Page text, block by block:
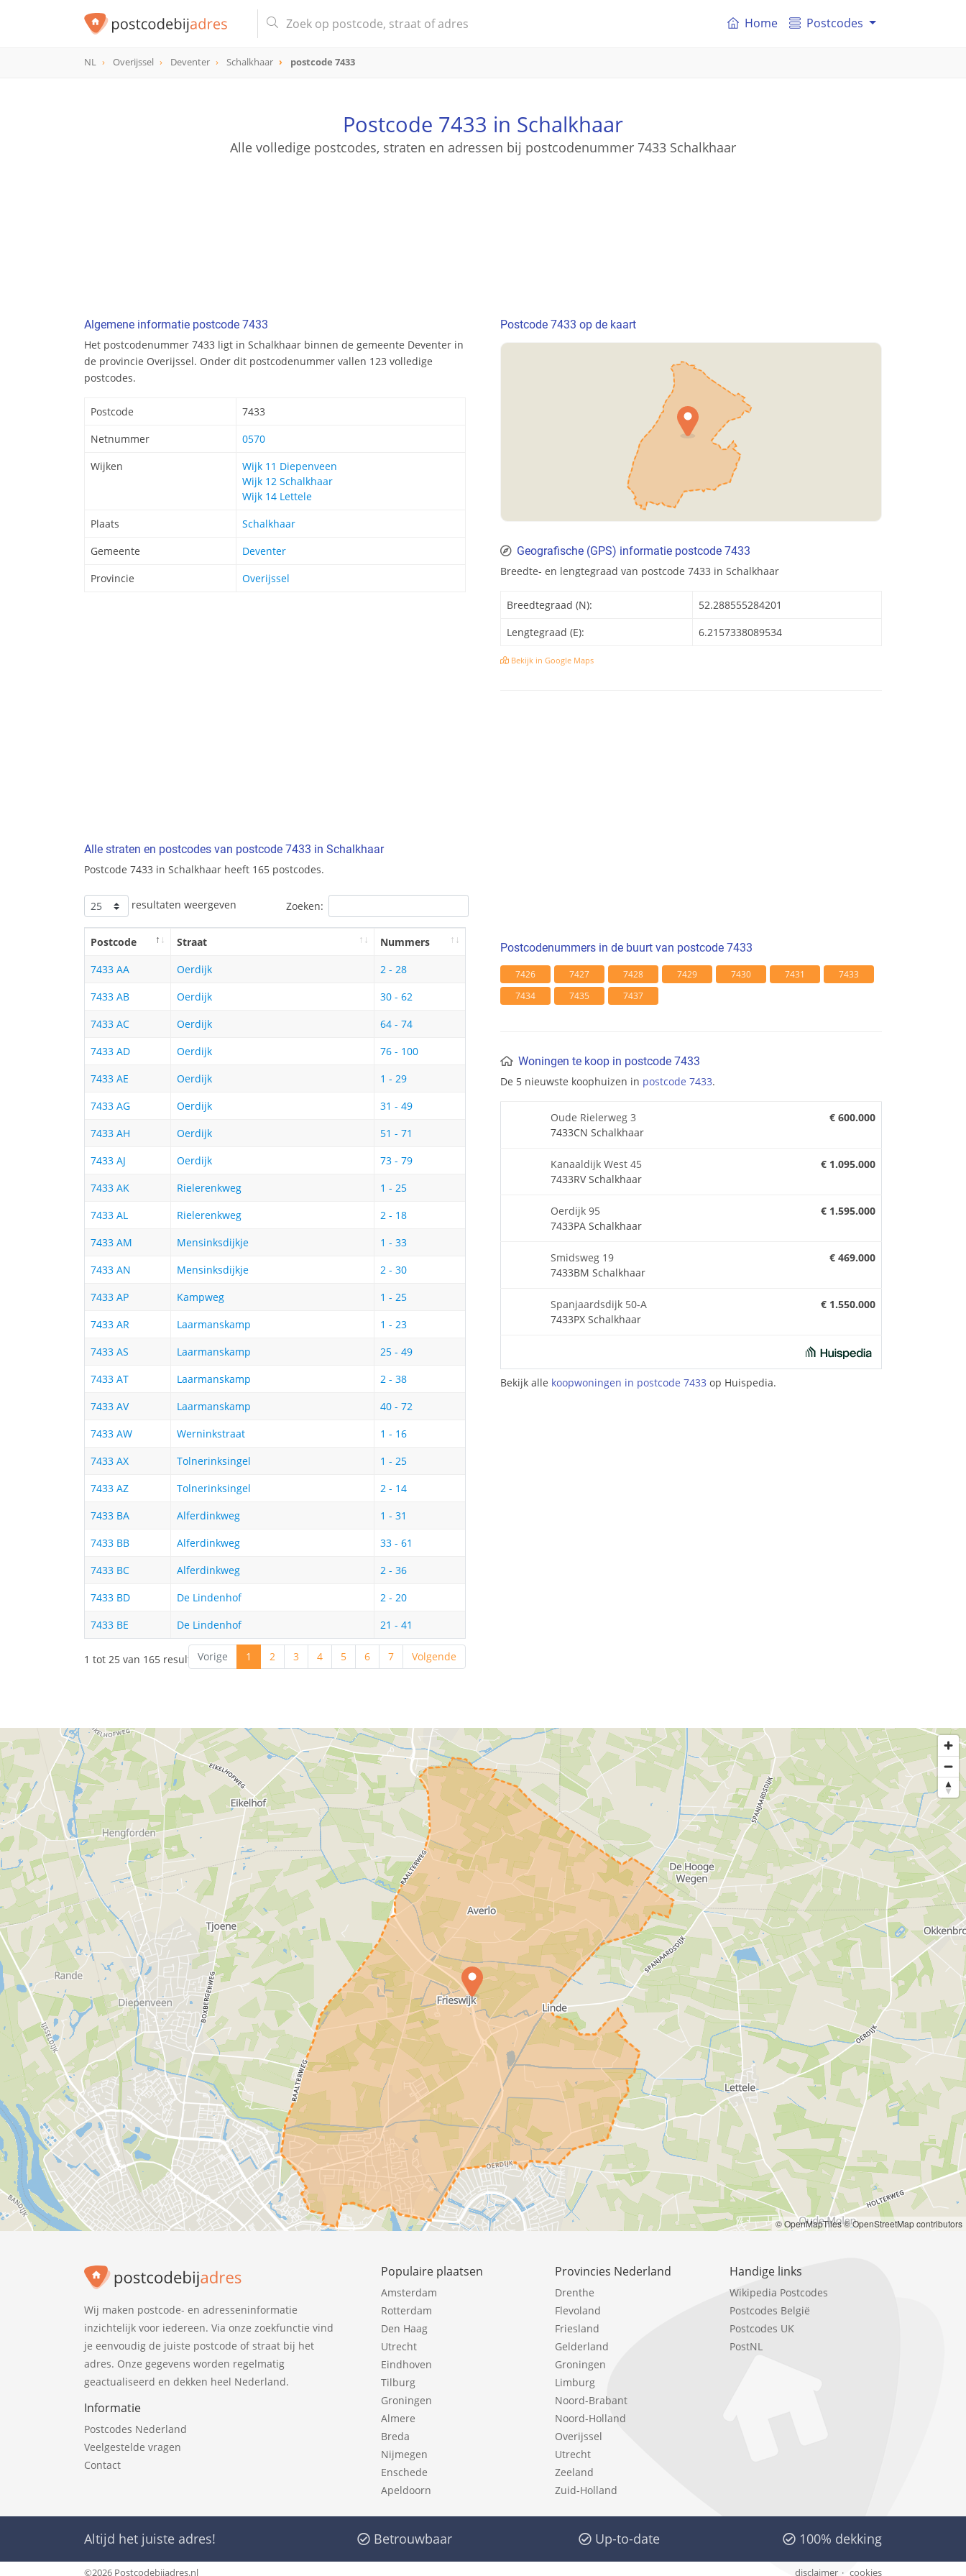
postcode
Home Postcodes
NL Overijssel Deventer Schalkhaar postcode 7433
Postcode 7433 in Schalkhaar
Alle volledige postcodes, straten en adressen bij postcodenummer 7433 Schalkhaar
Algemene informatie postcode 7433
Het postcodenummer 7433 ligt in Schalkhaar binnen de gemeente Deventer in
de provincie Overijssel. Onder dit postcodenummer vallen 123 volledige
postcodes.
Postcode
7433
Netnummer
0570
Wijken
Wijk 11 Diepenveen
Wijk 12 Schalkhaar
Wijk 14 Lettele
Plaats
Schalkhaar
Gemeente
Deventer
Provincie
Overijssel
Alle straten en postcodes van postcode 7433 in Schalkhaar
Postcode 7433 in Schalkhaar heeft 165 postcodes.
resultaten weergeven Zoeken:
Postcode Straat
Nummers
7433 AA
Oerdijk
2 - 28
7433 AB
Oerdijk
30 - 62
7433 AC
Oerdijk
64 - 74
7433 AD
Oerdijk
76 - 100
7433 AE
Oerdijk
1 - 29
7433 AG
Oerdijk
31 - 49
7433 AH
Oerdijk
51 - 71
7433 AJ
Oerdijk
73 - 79
7433 AK
Rielerenkweg
1 - 25
7433 AL
Rielerenkweg
2 - 18
7433 AM
Mensinksdijkje
1 - 33
7433 AN
Mensinksdijkje
2 - 30
7433 AP
Kampweg
1 - 25
7433 AR
Laarmanskamp
1 - 23
7433 AS
Laarmanskamp
25 - 49
7433 AT
Laarmanskamp
2 - 38
7433 AV
Laarmanskamp
40 - 72
7433 AW
Werninkstraat
1 - 16
7433 AX
Tolnerinksingel
1 - 25
7433 AZ
Tolnerinksingel
2 - 14
7433 BA
Alferdinkweg
1 - 31
7433 BB
Alferdinkweg
33 - 61
7433 BC
Alferdinkweg
2 - 36
7433 BD
De Lindenhof
2 - 20
7433 BE
De Lindenhof 21 - 41
1 tot 25 van 165 resultatenVorige 1 2 3 4 5 6 7 Volgende
Postcode 7433 op de kaart
Geografische (GPS) informatie postcode 7433
Breedte- en lengtegraad van postcode 7433 in Schalkhaar
Breedtegraad (N):
52.288555284201
Lengtegraad (E):
6.2157338089534
Bekijk in Google Maps
Postcodenummers in de buurt van postcode 7433
7426 7427 7428 7429 7430 7431
7433
7434
7435 7437
Woningen te koop in postcode 7433
De 5 nieuwste koophuizen in postcode 7433.
Oude Rielerweg 3
7433CN Schalkhaar
€ 600.000
Kanaaldijk West 45
7433RV Schalkhaar
€ 1.095.000
Oerdijk 95
7433PA Schalkhaar
€ 1.595.000
Smidsweg 19
7433BM Schalkhaar
€ 469.000
Spanjaardsdijk 50-A
7433PX Schalkhaar
€ 1.550.000
Bekijk alle koopwoningen in postcode 7433 op Huispedia.
© OpenMapTiles© OpenStreetMap contributors
Wij maken postcode- en adresseninformatie
inzichtelijk voor iedereen. Via onze zoekfunctie vind
je eenvoudig de juiste postcode of straat bij het
adres. Onze gegevens worden regelmatig
geactualiseerd en dekken heel Nederland.
Informatie
Postcodes Nederland
Veelgestelde vragen
Contact
Populaire plaatsen
Amsterdam
Rotterdam
Den Haag
Utrecht
Eindhoven
Tilburg
Groningen
Almere
Breda
Nijmegen
Enschede
Apeldoorn
Provincies Nederland
Drenthe
Flevoland
Friesland
Gelderland
Groningen
Limburg
Noord-Brabant
Noord-Holland
Overijssel
Utrecht
Zeeland
Zuid-Holland
Handige links
Wikipedia Postcodes
Postcodes België
Postcodes UK
PostNL
Altijd het juiste adres! Betrouwbaar Up-to-date 100% dekking
©2026 Postcodebijadres.nl disclaimer cookies